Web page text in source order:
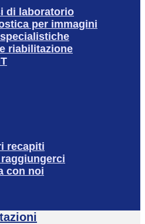
di laboratorio
per immagini
riabilitazione
recapiti
con noi